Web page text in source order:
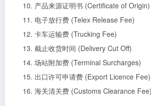
产品来源证明书 (Certificate of Origin)
电子放行费 (Telex Release Fee)
卡车运输费 (Trucking Fee)
截止收货时间 (Delivery Cut Off)
场站附加费 (Terminal Surcharges)
出口许可申请费 (Export Licence Fee)
海关清关费 (Customs Clearance Fee)